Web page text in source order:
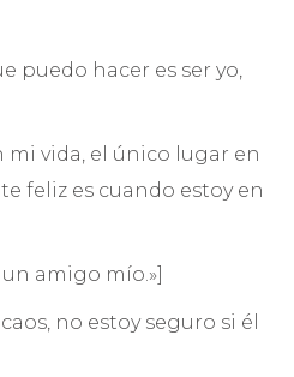
puedo hacer es ser yo,
mi vida, el único lugar en
feliz es cuando estoy en
amigo mío.»]
no estoy seguro si él